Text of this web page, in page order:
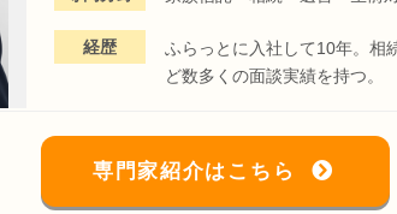
経歴
ふらっとに入社して10年。相
ど数多くの面談実績を持つ。
専門家紹介はこちら